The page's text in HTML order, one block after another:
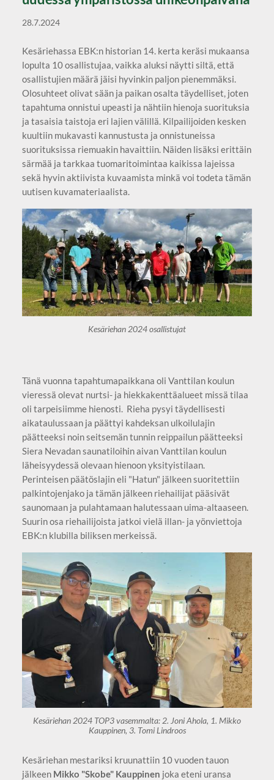
28.7.2024
Kesäriehassa EBK:n historian 14. kerta keräsi mukaansa
lopulta 10 osallistujaa, vaikka aluksi näytti siltä, että
osallistujien määrä jäisi hyvinkin paljon pienemmäksi.
Olosuhteet olivat sään ja paikan osalta täydelliset, joten
tapahtuma onnistui upeasti ja nähtiin hienoja suorituksia
ja tasaisia taistoja eri lajien välillä. Kilpailijoiden kesken
kuultiin mukavasti kannustusta ja onnistuneissa
suorituksissa riemuakin havaittiin. Näiden lisäksi erittäin
särmää ja tarkkaa tuomaritoimintaa kaikissa lajeissa
sekä hyvin aktiivista kuvaamista minkä voi todeta tämän
uutisen kuvamateriaalista.
Kesäriehan 2024 osallistujat
Tänä vuonna tapahtumapaikkana oli Vanttilan koulun
vieressä olevat nurtsi- ja hiekkakenttäalueet missä tilaa
oli tarpeisiimme hienosti. Rieha pysyi täydellisesti
aikataulussaan ja päättyi kahdeksan ulkoilulajin
päätteeksi noin seitsemän tunnin reippailun päätteeksi
Siera Nevadan saunatiloihin aivan Vanttilan koulun
läheisyydessä olevaan hienoon yksityistilaan.
Perinteisen päätöslajin eli "Hatun" jälkeen suoritettiin
palkintojenjako ja tämän jälkeen riehailijat pääsivät
saunomaan ja pulahtamaan halutessaan uima-altaaseen.
Suurin osa riehailijoista jatkoi vielä illan- ja yönviettoja
EBK:n klubilla biliksen merkeissä.
Kesäriehan 2024 TOP3 vasemmalta: 2. Joni Ahola, 1. Mikko
Kauppinen, 3. Tomi Lindroos
Kesäriehan mestariksi kruunattiin 10 vuoden tauon
jälkeen Mikko "Skobe" Kauppinen joka eteni uransa